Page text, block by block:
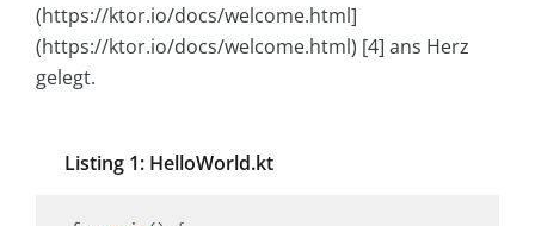
(https://ktor.io/docs/welcome.html]
(https://ktor.io/docs/welcome.html) [4] ans Herz
gelegt.
Listing 1: HelloWorld.kt